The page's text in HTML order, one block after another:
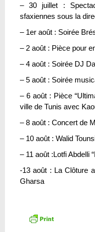
– 30 juillet :
sfaxiennes sous la
– 1er août : Soirée
– 2 août : Pièce pour
– 4 août : Soirée DJ
– 5 août : Soirée
– 6 août : Pièce
ville de Tunis avec
– 8 août : Concert de
– 10 août : Walid
– 11 août :Lotfi Abdelli
-13 août : La Clôture
Gharsa